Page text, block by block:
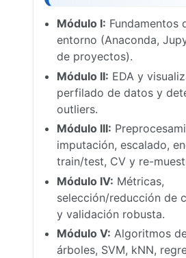
Módulo I: Fundamentos
entorno (Anaconda,
de proyectos).
Módulo II: EDA y
perfilado de datos y
outliers.
Módulo III:
imputación, escalado,
train/test, CV y re-
Módulo IV: Métricas,
selección/reducción de
y validación robusta.
Módulo V: Algoritmos
árboles, SVM, kNN,